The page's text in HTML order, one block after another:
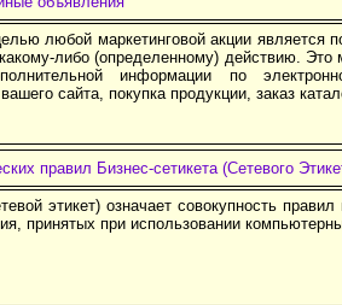
любой маркетинговой акции является
либо (определенному) действию. Это
информации по
сайта, покупка продукции, заказ
правил Бизнес-сетикета (Сетевого
этикет) означает совокупность правил
принятых при использовании